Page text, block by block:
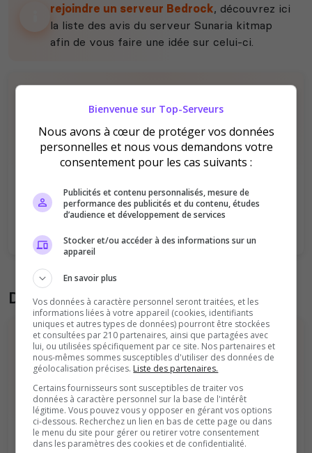
rejoindre un serveur Bedrock, découvrez ici
la liste des avis du serveur Sunaria kitmap
afin de vous faire une idée sur celui-ci.
Il n'y a pas encore d'avis sur ce serveur.
Qualité
Staff du serveur
Ambiance
Disponibilité
Donner son avis sur le serveur
Vous devez être connecté pour ajouter
un avis sur ce serveur !
Bienvenue sur Top-Serveurs
Nous avons à cœur de protéger vos données
personnelles et nous vous demandons votre
consentement pour les cas suivants :
Publicités et contenu personnalisés, mesure de
performance des publicités et du contenu, études
d’audience et développement de services
Stocker et/ou accéder à des informations sur un
appareil
En savoir plus
Vos données à caractère personnel seront traitées, et les
informations liées à votre appareil (cookies, identifiants
uniques et autres types de données) pourront être stockées
et consultées par 210 partenaires, ainsi que partagées avec
lui, ou utilisées spécifiquement par ce site. Nos partenaires et
nous-mêmes sommes susceptibles d'utiliser des données de
géolocalisation précises. Liste des partenaires.
Certains fournisseurs sont susceptibles de traiter vos
données à caractère personnel sur la base de l'intérêt
légitime. Vous pouvez vous y opposer en gérant vos options
ci-dessous. Recherchez un lien en bas de cette page ou dans
le menu du site pour gérer ou retirer votre consentement
dans les paramètres des cookies et de confidentialité.